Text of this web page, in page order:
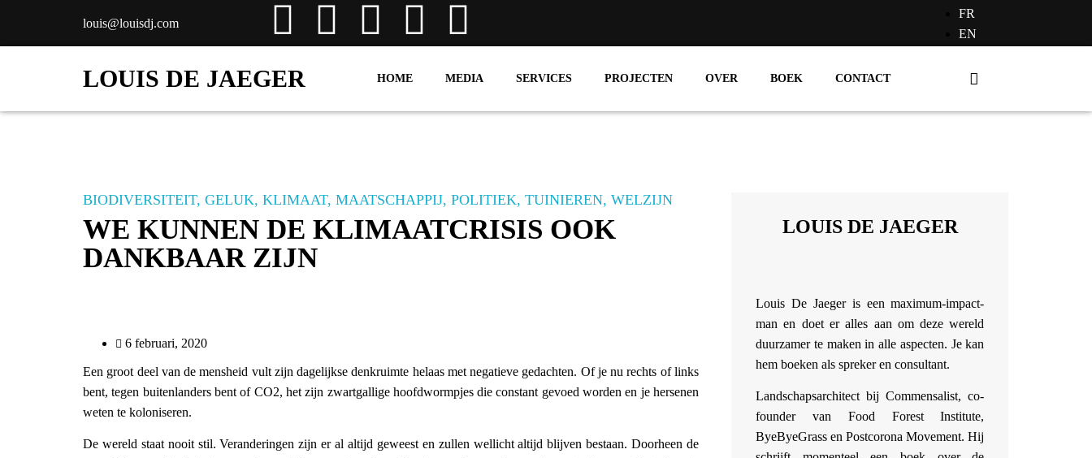
louis@louisdj.com
FR
EN
LOUIS DE JAEGER HOME MEDIA SERVICES PROJECTEN OVER BOEK CONTACT
BIODIVERSITEIT, GELUK, KLIMAAT, MAATSCHAPPIJ, POLITIEK, TUINIEREN, WELZIJN
WE KUNNEN DE KLIMAATCRISIS OOK
DANKBAAR ZIJN
6 februari, 2020
Een groot deel van de mensheid vult zijn dagelijkse denkruimte helaas met negatieve gedachten. Of je nu rechts of links
bent, tegen buitenlanders bent of CO2, het zijn zwartgallige hoofdwormpjes die constant gevoed worden en je hersenen
weten te koloniseren.
De wereld staat nooit stil. Veranderingen zijn er al altijd geweest en zullen wellicht altijd blijven bestaan. Doorheen de
LOUIS DE JAEGER
Louis De Jaeger is een maximum-impact-
man en doet er alles aan om deze wereld
duurzamer te maken in alle aspecten. Je kan
hem boeken als spreker en consultant.
Landschapsarchitect bij Commensalist, co-
founder van Food Forest Institute,
ByeByeGrass en Postcorona Movement. Hij